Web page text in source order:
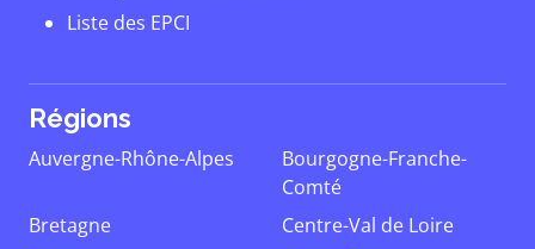
Liste des EPCI
Régions
Auvergne-Rhône-Alpes
Bourgogne-Franche-
Comté
Bretagne
Centre-Val de Loire